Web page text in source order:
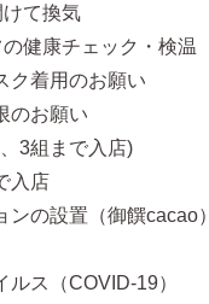
て換気
健康チェック・検温
着用のお願い
のお願い
3組まで入店)
入店
ンの設置（御饌cacao）
ルス（COVID-19）